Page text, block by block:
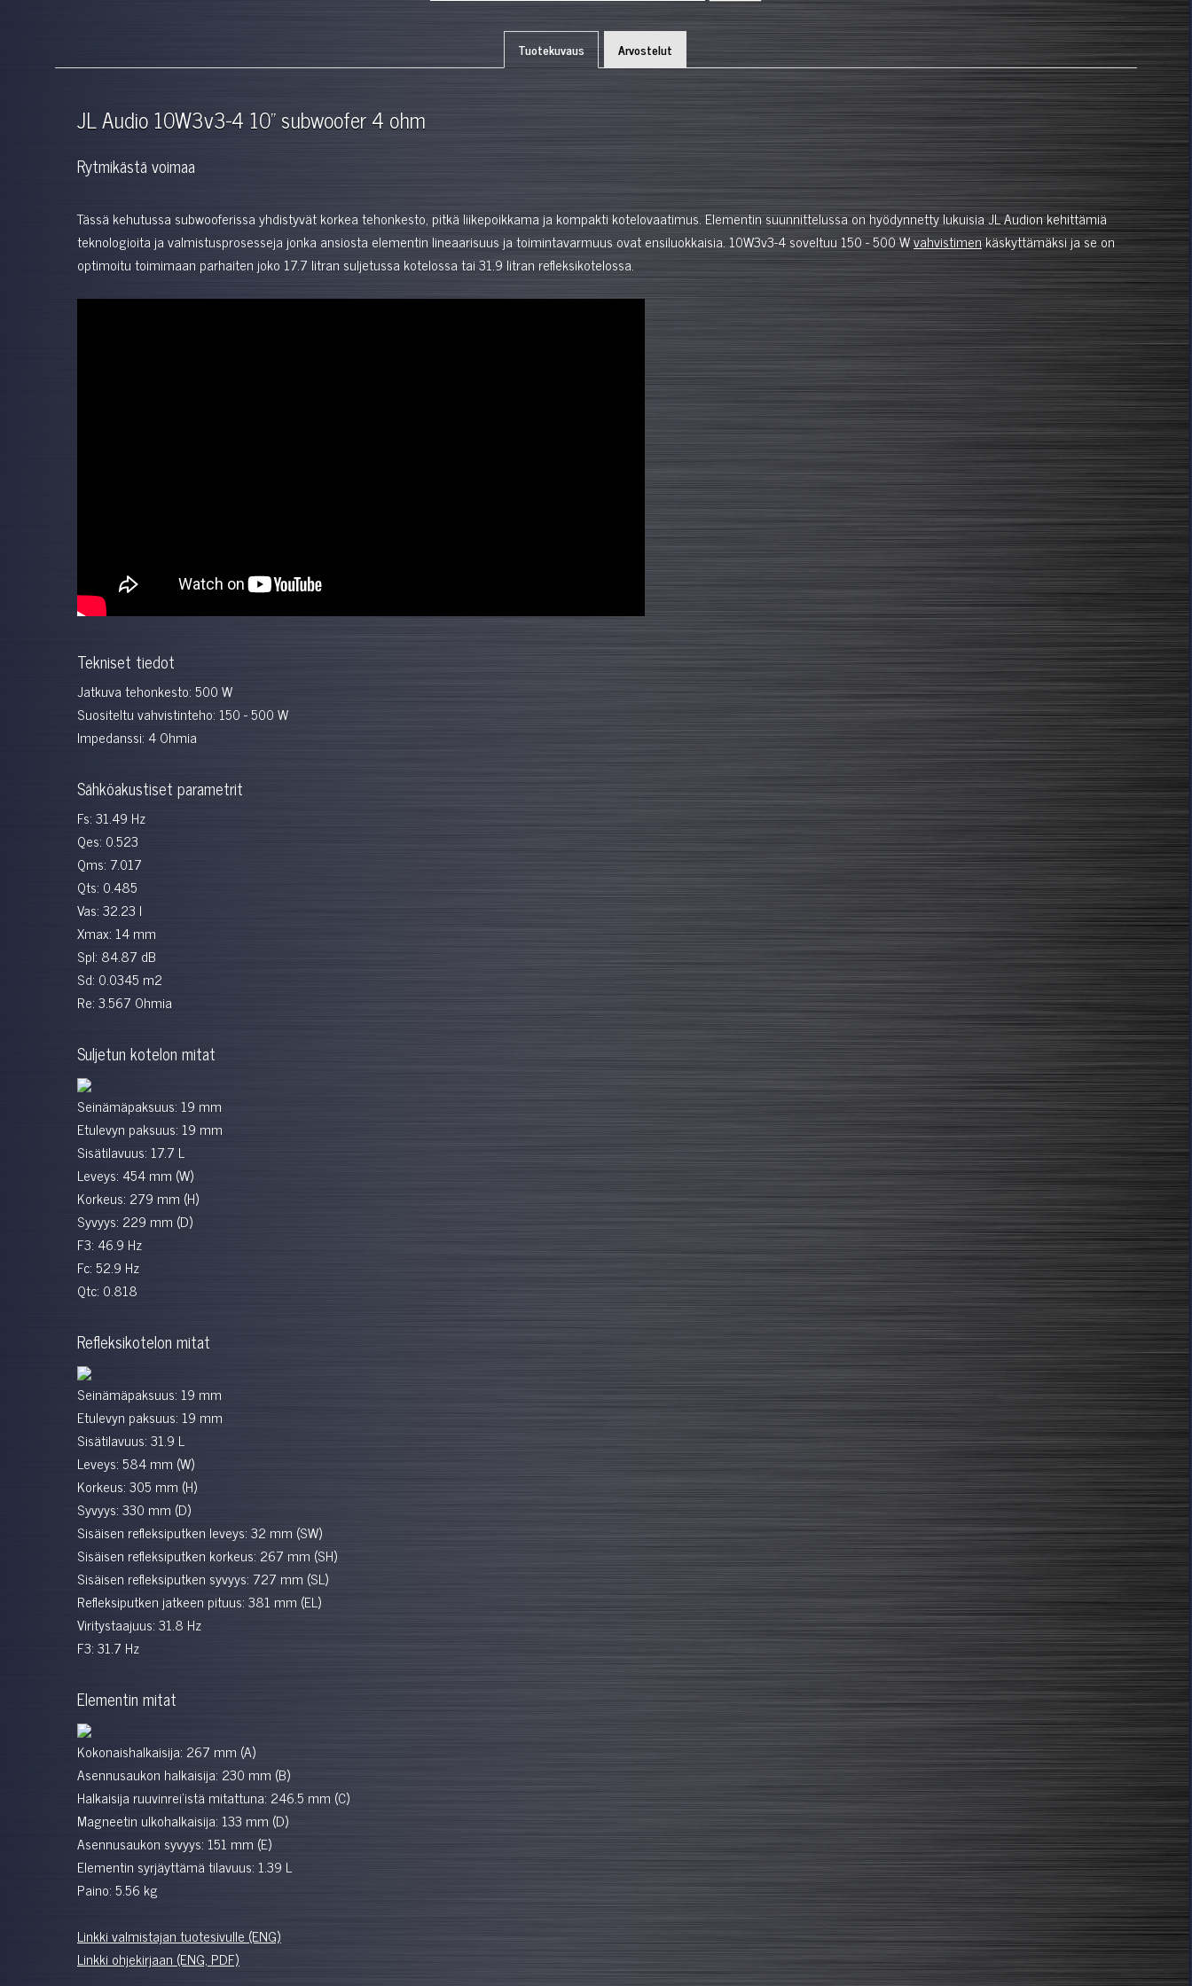
Tuotekuvaus Arvostelut
JL Audio 10W3v3-4 10" subwoofer 4 ohm
Rytmikästä voimaa
Tässä kehutussa subwooferissa yhdistyvät korkea tehonkesto, pitkä liikepoikkama ja kompakti kotelovaatimus. Elementin suunnittelussa on hyödynnetty lukuisia JL Audion kehittämiä
teknologioita ja valmistusprosesseja jonka ansiosta elementin lineaarisuus ja toimintavarmuus ovat ensiluokkaisia. 10W3v3-4 soveltuu 150 - 500 Wvahvistimenkäskyttämäksi ja se on
optimoitu toimimaan parhaiten joko 17.7 litran suljetussa kotelossa tai 31.9 litran refleksikotelossa.
Tekniset tiedot
Jatkuva tehonkesto: 500 W
Suositeltu vahvistinteho: 150 - 500 W
Impedanssi: 4 Ohmia
Sähköakustiset parametrit
Fs: 31.49 Hz
Qes: 0.523
Qms: 7.017
Qts: 0.485
Vas: 32.23 l
Xmax: 14 mm
Spl: 84.87 dB
Sd: 0.0345 m2
Re: 3.567 Ohmia
Suljetun kotelon mitat
Seinämäpaksuus: 19 mm
Etulevyn paksuus: 19 mm
Sisätilavuus: 17.7 L
Leveys: 454 mm (W)
Korkeus: 279 mm (H)
Syvyys: 229 mm (D)
F3: 46.9 Hz
Fc: 52.9 Hz
Qtc: 0.818
Refleksikotelon mitat
Seinämäpaksuus: 19 mm
Etulevyn paksuus: 19 mm
Sisätilavuus: 31.9 L
Leveys: 584 mm (W)
Korkeus: 305 mm (H)
Syvyys: 330 mm (D)
Sisäisen refleksiputken leveys: 32 mm (SW)
Sisäisen refleksiputken korkeus: 267 mm (SH)
Sisäisen refleksiputken syvyys: 727 mm (SL)
Refleksiputken jatkeen pituus: 381 mm (EL)
Viritystaajuus: 31.8 Hz
F3: 31.7 Hz
Elementin mitat
Kokonaishalkaisija: 267 mm (A)
Asennusaukon halkaisija: 230 mm (B)
Halkaisija ruuvinrei'istä mitattuna: 246.5 mm (C)
Magneetin ulkohalkaisija: 133 mm (D)
Asennusaukon syvyys: 151 mm (E)
Elementin syrjäyttämä tilavuus: 1.39 L
Paino: 5.56 kg
Linkki valmistajan tuotesivulle (ENG)
Linkki ohjekirjaan (ENG, PDF)